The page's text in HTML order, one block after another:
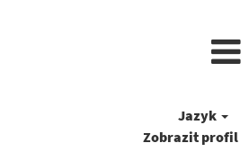
Jazyk
Zobrazit profil